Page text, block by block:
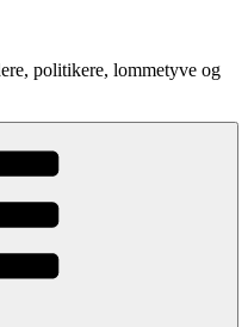
politikere, lommetyve og